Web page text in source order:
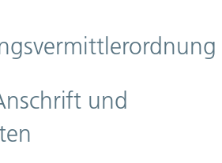
Versicherung
und